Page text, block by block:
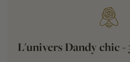
L'univers Dandy chic -